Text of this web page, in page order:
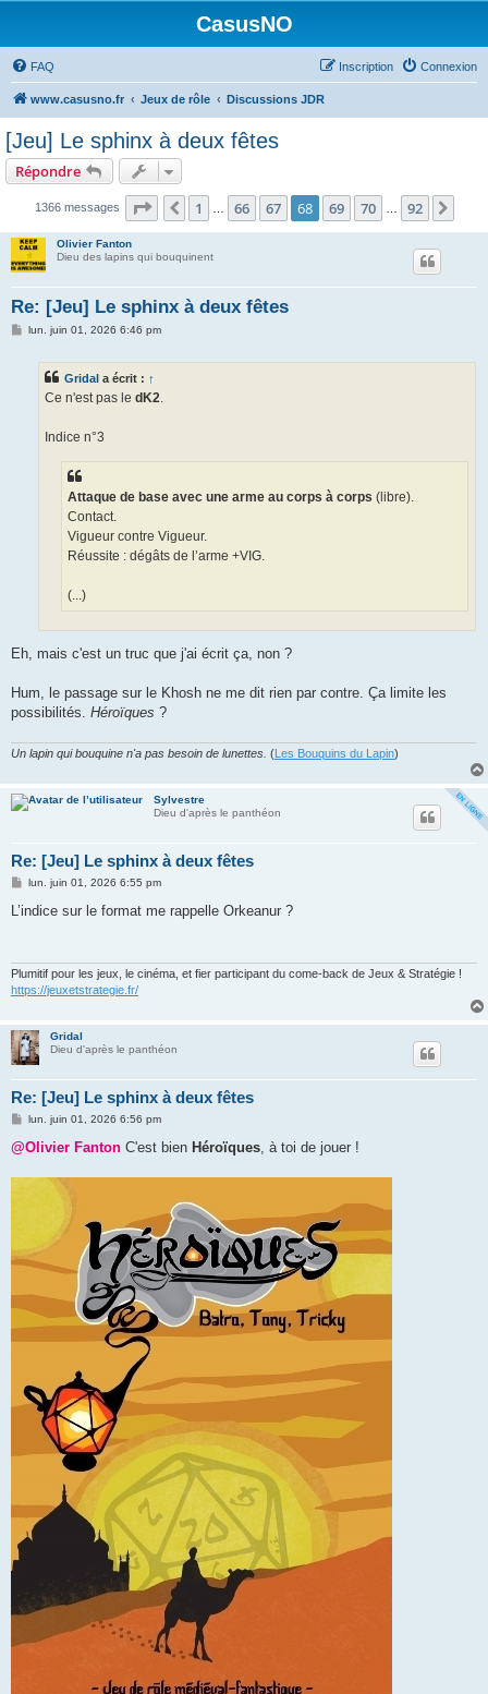
CasusNO
FAQ Connexion
Inscription
www.casusno.fr Jeux de rôle Discussions JDR
[Jeu] Le sphinx à deux fêtes
Répondre
1366 messages Page 68 sur 92
Précédent
1 66 67 68 69 70 92
Olivier Fanton
Dieu des lapins qui bouquinent
Re: [Jeu] Le sphinx à deux fêtes
Mlun. juin 01, 2026 6:46 pm
Gridal a écrit : ↑
Ce n'est pas le dK2.
Indice n°3
Attaque de base avec une arme au corps à corps (libre).
Contact.
Vigueur contre Vigueur.
Réussite : dégâts de l’arme +VIG.
(...)
Eh, mais c'est un truc que j'ai écrit ça, non ?
Hum, le passage sur le Khosh ne me dit rien par contre. Ça limite les
possibilités. Héroïques ?
Un lapin qui bouquine n'a pas besoin de lunettes. (Les Bouquins du Lapin)
Sylvestre
Dieu d'après le panthéon
Re: [Jeu] Le sphinx à deux fêtes
M
s
lun. juin 01, 2026 6:55 pm
L’indice sur le format me rappelle Orkeanur ?
Plumitif pour les jeux, le cinéma, et fier participant du come-back de Jeux & Stratégie !
https://jeuxetstrategie.fr/
Gridal
Dieu d'après le panthéon
Re: [Jeu] Le sphinx à deux fêtes
M
s
lun. juin 01, 2026 6:56 pm
@Olivier Fanton C'est bien Héroïques , à toi de jouer !